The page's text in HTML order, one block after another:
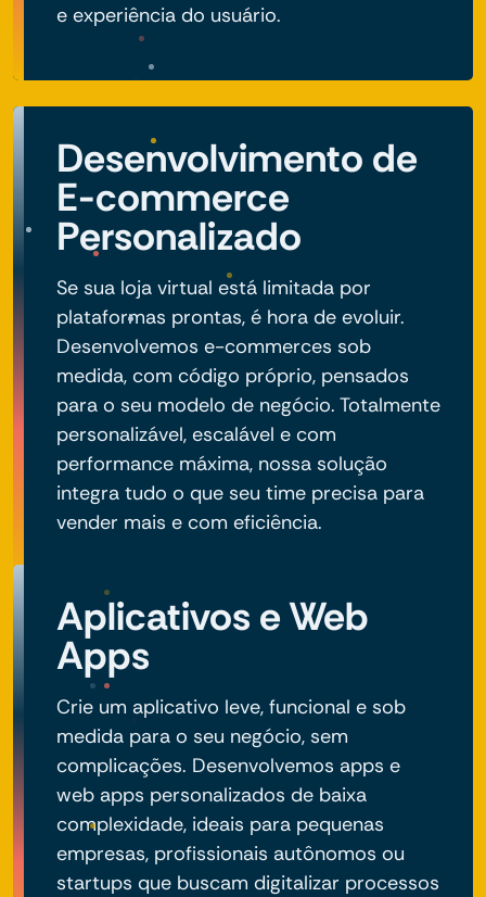
e experiência do usuário.
Desenvolvimento de
E-commerce
Personalizado
Se sua loja virtual está limitada por
plataformas prontas, é hora de evoluir.
Desenvolvemos e-commerces sob
medida, com código próprio, pensados
para o seu modelo de negócio. Totalmente
personalizável, escalável e com
performance máxima, nossa solução
integra tudo o que seu time precisa para
vender mais e com eficiência.
Aplicativos e Web
Apps
Crie um aplicativo leve, funcional e sob
medida para o seu negócio, sem
complicações. Desenvolvemos apps e
web apps personalizados de baixa
complexidade, ideais para pequenas
empresas, profissionais autônomos ou
startups que buscam digitalizar processos